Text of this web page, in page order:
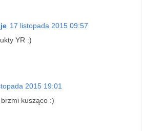
17 listopada 2015 09:57
YR :)
2015 19:01
kusząco :)